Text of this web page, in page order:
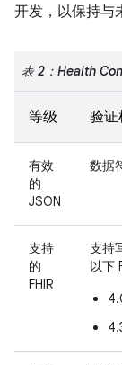
开发，以保持与
表 2：Health
等级 验证
有效
的
JSON
数据
支持
的
FHIR
支持
以下